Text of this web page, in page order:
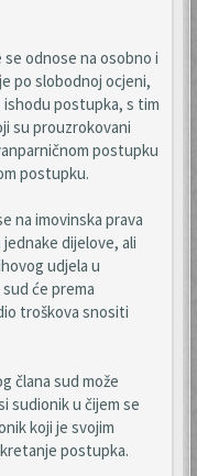
odnose na osobno i
po slobodnoj ocjeni,
ishodu postupka, s tim
su prouzrokovani
postupku
postupku.
na imovinska prava
dijelove, ali
udjela u
će prema
troškova snositi
člana sud može
sudionik u čijem se
koji je svojim
postupka.